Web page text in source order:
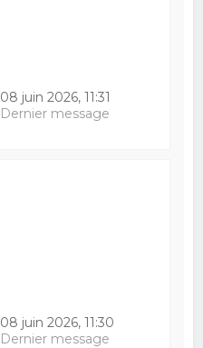
08 juin 2026, 11:31
Dernier message
08 juin 2026, 11:30
Dernier message